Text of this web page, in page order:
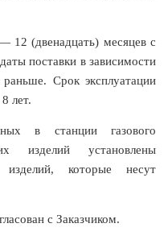
12 (двенадцать) месяцев с
поставки в зависимости
Срок эксплуатации
лет.
в станции газового
изделий установлены
изделий, которые несут
с Заказчиком.